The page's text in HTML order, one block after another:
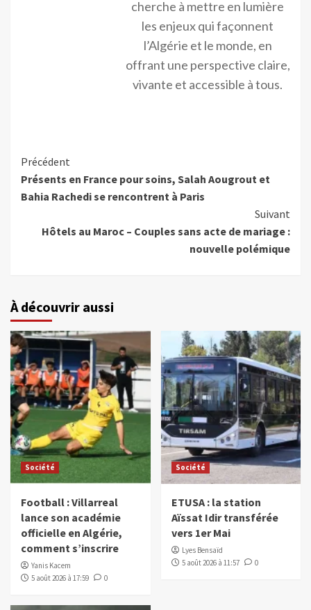
cherche à mettre en lumière
les enjeux qui façonnent
l’Algérie et le monde, en
offrant une perspective claire,
vivante et accessible à tous.
Précédent
Présents en France pour soins, Salah Aougrout et
Bahia Rachedi se rencontrent à Paris
Suivant
Hôtels au Maroc – Couples sans acte de mariage :
nouvelle polémique
À découvrir aussi
Société
Football : Villarreal
lance son académie
officielle en Algérie,
comment s’inscrire
Yanis Kacem
5 août 2026 à 17:59
0
Société
ETUSA : la station
Aïssat Idir transférée
vers 1er Mai
Lyes Bensaïd
5 août 2026 à 11:57
0